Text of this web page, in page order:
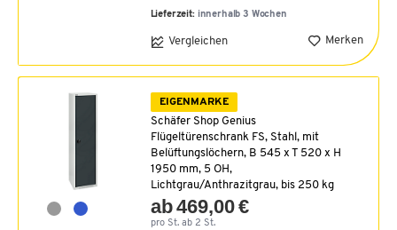
Lieferzeit: innerhalb 3 Wochen
Vergleichen Merken
EIGENMARKE
Schäfer Shop Genius
Flügeltürenschrank FS, Stahl, mit
Belüftungslöchern, B 545 x T 520 x H
1950 mm, 5 OH,
Lichtgrau/Anthrazitgrau, bis 250 kg
ab 469,00 €
pro St. ab 2 St.